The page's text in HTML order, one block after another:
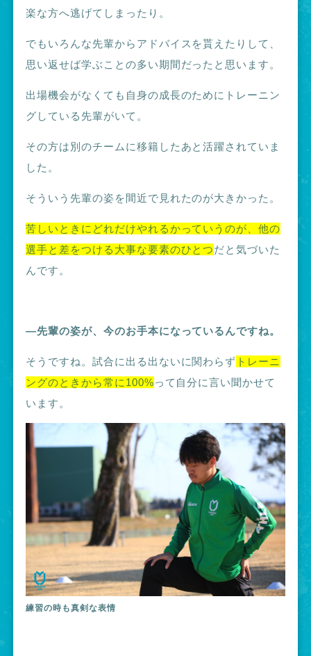
楽な方へ逃げてしまったり。
でもいろんな先輩からアドバイスを貰えたりして、
思い返せば学ぶことの多い期間だったと思います。
出場機会がなくても自身の成長のためにトレーニン
グしている先輩がいて。
その方は別のチームに移籍したあと活躍されていま
した。
そういう先輩の姿を間近で見れたのが大きかった。
苦しいときにどれだけやれるかっていうのが、他の
選手と差をつける大事な要素のひとつだと気づいた
んです。
―先輩の姿が、今のお手本になっているんですね。
そうですね。試合に出る出ないに関わらず トレーニ
ングのときから常に100%って自分に言い聞かせて
います。
練習の時も真剣な表情